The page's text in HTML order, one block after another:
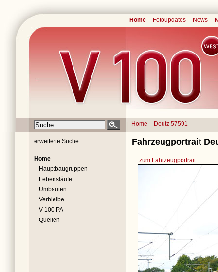
Home Fotoupdates News
Home Deutz 57591
erweiterte Suche
Home
Hauptbaugruppen
Lebensläufe
Umbauten
Verbleibe
V 100 PA
Quellen
Fahrzeugportrait
zum Fahrzeugportrait